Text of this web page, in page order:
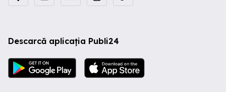
Descarcă aplicația Publi24